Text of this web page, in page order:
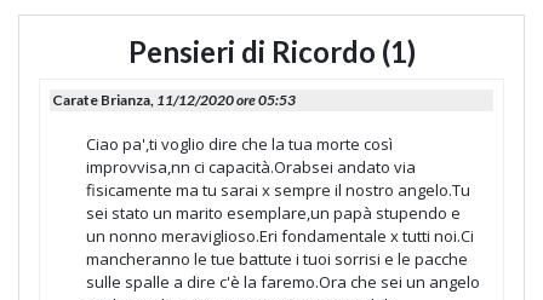
Pensieri di Ricordo (1)
Carate Brianza, 11/12/2020 ore 05:53
Ciao pa',ti voglio dire che la tua morte così
improvvisa,nn ci capacità.Orabsei andato via
fisicamente ma tu sarai x sempre il nostro angelo.Tu
sei stato un marito esemplare,un papà stupendo e
un nonno meraviglioso.Eri fondamentale x tutti noi.Ci
mancheranno le tue battute i tuoi sorrisi e le pacche
sulle spalle a dire c'è la faremo.Ora che sei un angelo